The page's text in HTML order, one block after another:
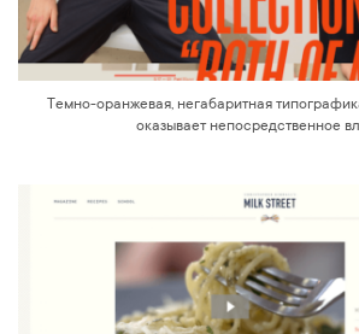
Темно-оранжевая, негабаритная
оказывает непосредственное